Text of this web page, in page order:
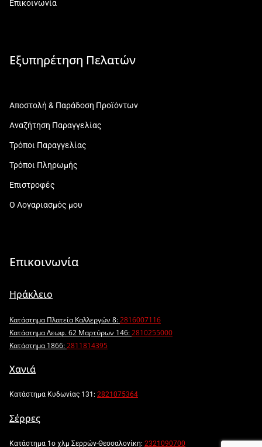
Επικοινωνία
Εξυπηρέτηση Πελατών
Αποστολή & Παράδοση Προϊόντων
Αναζήτηση Παραγγελίας
Τρόποι Παραγγελίας
Τρόποι Πληρωμής
Επιστροφές
Ο Λογαριασμός μου
Επικοινωνία
Ηράκλειο
Κατάστημα Πλατεία Καλλεργών 8:2816007116
Κατάστημα Λεωφ. 62 Μαρτύρων 146:2810255000
Κατάστημα 1866:2811814395
Χανιά
Κατάστημα Κυδωνίας 131: 2821075364
Σέρρες
Κατάστημα 1ο χλμ Σερρών-Θεσσαλονίκη: 2321090700